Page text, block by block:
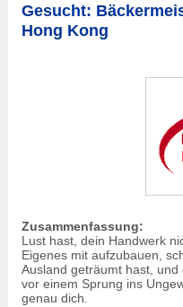
Gesucht:
Hong Kong
Zusammenfassung:
Lust hast, dein Handwerk
Eigenes mit aufzubauen,
Ausland geträumt hast,
vor einem Sprung ins
genau dich.